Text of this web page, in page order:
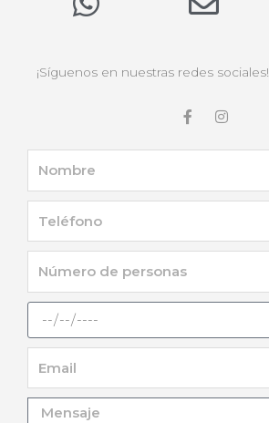
¡Síguenos en nuestras redes sociales!